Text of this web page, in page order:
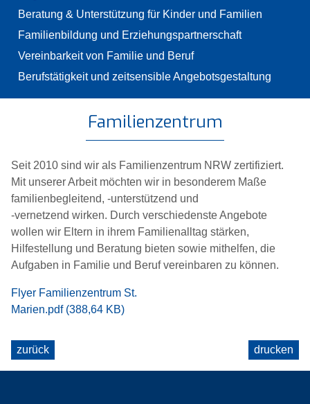
Beratung & Unterstützung für Kinder und Familien
Familienbildung und Erziehungspartnerschaft
Vereinbarkeit von Familie und Beruf
Berufstätigkeit und zeitsensible Angebotsgestaltung
Familienzentrum
Seit 2010 sind wir als Familienzentrum NRW zertifiziert.
Mit unserer Arbeit möchten wir in besonderem Maße
familienbegleitend, -unterstützend und
-vernetzend wirken. Durch verschiedenste Angebote
wollen wir Eltern in ihrem Familienalltag stärken,
Hilfestellung und Beratung bieten sowie mithelfen, die
Aufgaben in Familie und Beruf vereinbaren zu können.
Flyer Familienzentrum St.
Marien.pdf (388,64 KB)
zurück drucken